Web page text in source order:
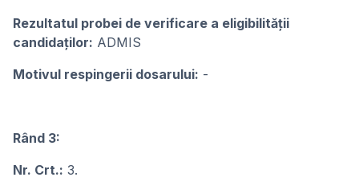
Rezultatul probei de verificare a eligibilității
candidaților: ADMIS
Motivul respingerii dosarului: -
Rând 3:
Nr. Crt.: 3.